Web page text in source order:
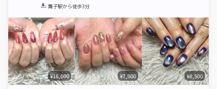
1 2 3 4 5
舞子駅から徒歩3分
¥16,000 ¥7,000 ¥8,500